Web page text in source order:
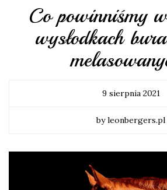
Co powinniśmy
wysłodkach
9 sierpnia 2021
by leonbergers.pl